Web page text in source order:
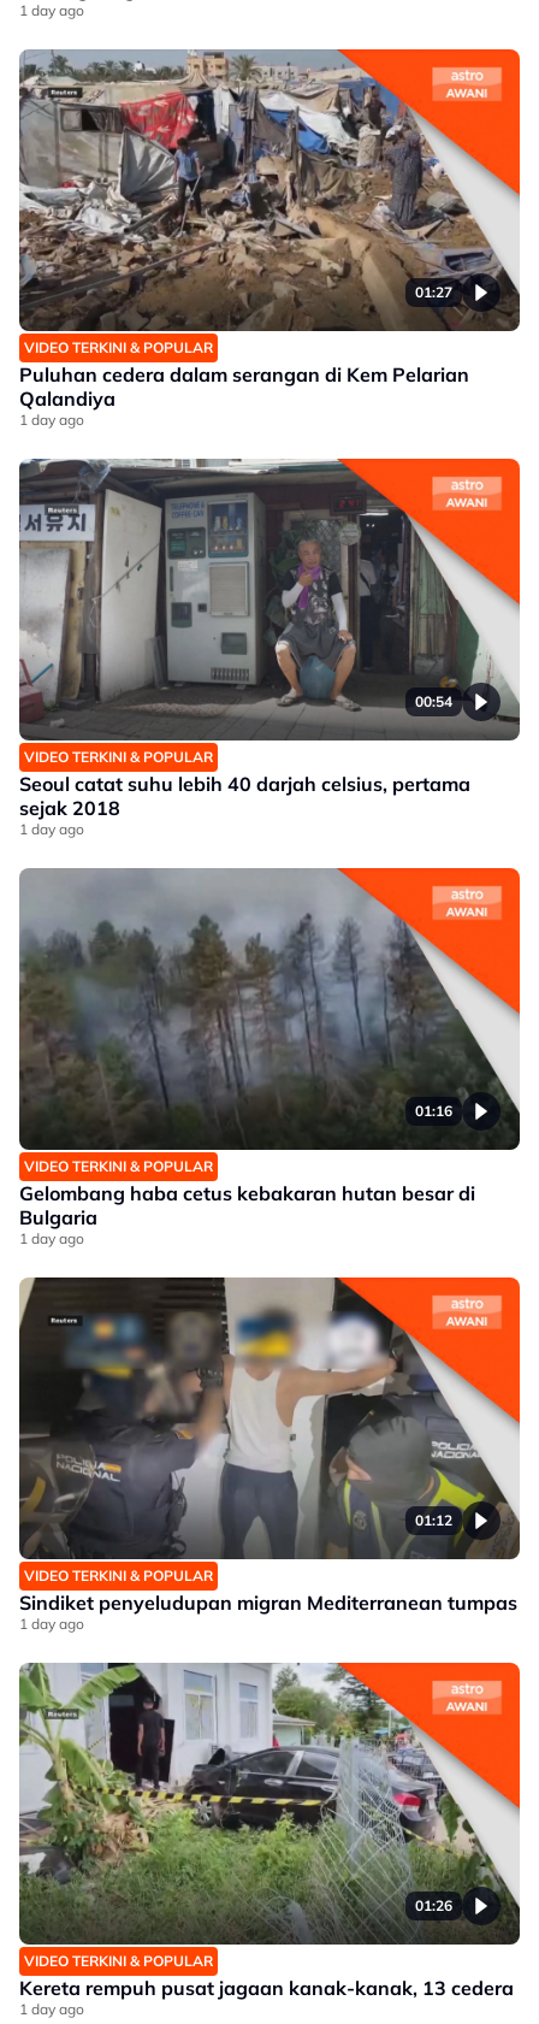
1 day ago
01:27
VIDEO TERKINI & POPULAR
Puluhan cedera dalam serangan di Kem Pelarian
Qalandiya
1 day ago
00:54
VIDEO TERKINI & POPULAR
Seoul catat suhu lebih 40 darjah celsius, pertama
sejak 2018
1 day ago
01:16
VIDEO TERKINI & POPULAR
Gelombang haba cetus kebakaran hutan besar di
Bulgaria
1 day ago
01:12
VIDEO TERKINI & POPULAR
Sindiket penyeludupan migran Mediterranean tumpas
1 day ago
01:26
VIDEO TERKINI & POPULAR
Kereta rempuh pusat jagaan kanak-kanak, 13 cedera
1 day ago